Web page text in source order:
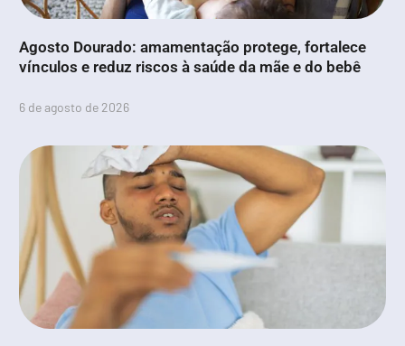
Agosto Dourado: amamentação protege, fortalece
vínculos e reduz riscos à saúde da mãe e do bebê
6 de agosto de 2026